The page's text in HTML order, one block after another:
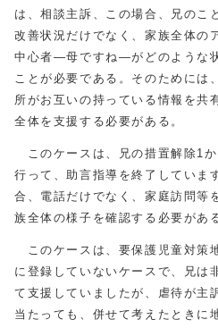
は、相談主訴、この場合、兄のこ
改善状況だけでなく、家族全体の
中心者―母ですね―がどのような
ことが必要である。そのためには
所がお互いの持っている情報を共
全体を支援する必要がある。
このケースは、兄の措置解除1
行って、助言指導を終了していま
合、電話だけでなく、家庭訪問等
族全体の様子を確認する必要があ
このケースは、要保護児童対策
に登録していないケースで、兄は
て支援していましたが、虐待が主
当たっても、併せて考えたときに